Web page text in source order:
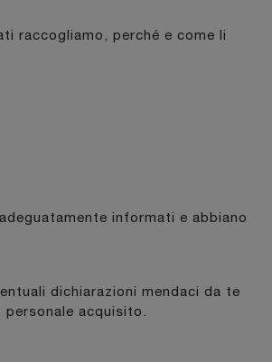
raccogliamo, perché e come li
informati e abbiano
dichiarazioni mendaci da te
acquisito.